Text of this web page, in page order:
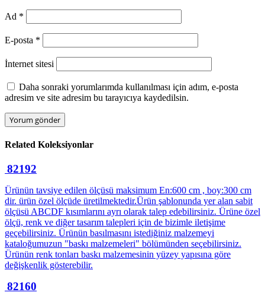
Ad *
E-posta *
İnternet sitesi
Daha sonraki yorumlarımda kullanılması için adım, e-posta
adresim ve site adresim bu tarayıcıya kaydedilsin.
Related Koleksiyonlar
82192
Ürünün tavsiye edilen ölçüsü maksimum En:600 cm , boy:300 cm
dir. ürün özel ölçüde üretilmektedir.Ürün şablonunda yer alan sabit
ölçüsü ABCDF kısımlarını ayrı olarak talep edebilirsiniz. Ürüne özel
ölçü, renk ve diğer tasarım talepleri için de bizimle iletişime
geçebilirsiniz. Ürünün basılmasını istediğiniz malzemeyi
kataloğumuzun "baskı malzemeleri" bölümünden seçebilirsiniz.
Ürünün renk tonları baskı malzemesinin yüzey yapısına göre
değişkenlik gösterebilir.
82160